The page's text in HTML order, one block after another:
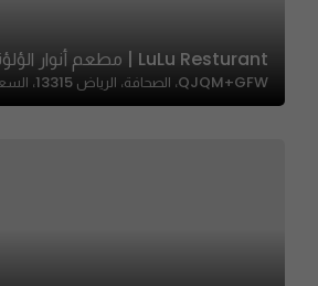
LuLu Resturant | مطعم أنوار الؤلؤة
QJQM+GFW، الصحافة، الرياض 13315، السعودية